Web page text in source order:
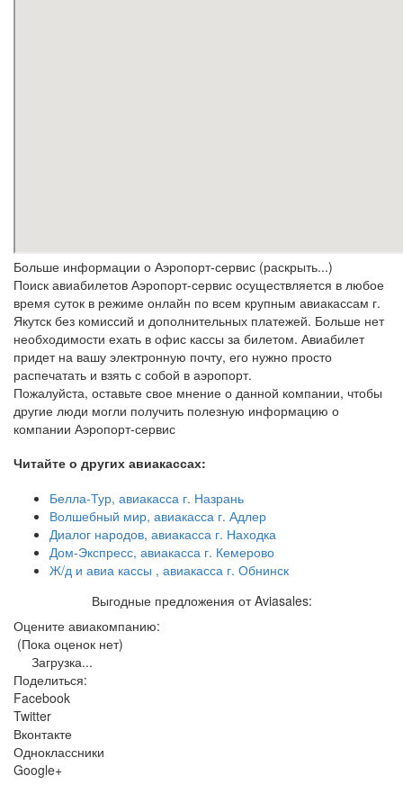
Больше информации о Аэропорт-сервис (раскрыть...)
Поиск авиабилетов Аэропорт-сервис осуществляется в любое
время суток в режиме онлайн по всем крупным авиакассам г.
Якутск без комиссий и дополнительных платежей. Больше нет
необходимости ехать в офис кассы за билетом. Авиабилет
придет на вашу электронную почту, его нужно просто
распечатать и взять с собой в аэропорт.
Пожалуйста, оставьте свое мнение о данной компании, чтобы
другие люди могли получить полезную информацию о
компании Аэропорт-сервис
Читайте о других авиакассах:
Белла-Тур, авиакасса г. Назрань
Волшебный мир, авиакасса г. Адлер
Диалог народов, авиакасса г. Находка
Дом-Экспресс, авиакасса г. Кемерово
Ж/д и авиа кассы , авиакасса г. Обнинск
Выгодные предложения от Aviasales:
Оцените авиакомпанию:
(Пока оценок нет)
Загрузка...
Поделиться:
Facebook
Twitter
Вконтакте
Одноклассники
Google+